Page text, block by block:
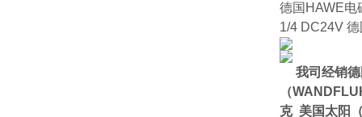
德国HAWE电
1/4 DC24V
我司经销
（
克 美国太阳